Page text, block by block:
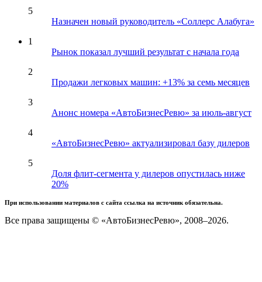
5
Назначен новый руководитель «Соллерс Алабуга»
1
Рынок показал лучший результат с начала года
2
Продажи легковых машин: +13% за семь месяцев
3
Анонс номера «АвтоБизнесРевю» за июль-август
4
«АвтоБизнесРевю» актуализировал базу дилеров
5
Доля флит-сегмента у дилеров опустилась ниже
20%
При использовании материалов с сайта ссылка на источник обязательна.
Все права защищены © «АвтоБизнесРевю», 2008–2026.